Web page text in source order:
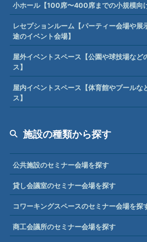
小ホール【100席〜400席までの小規模向
レセプションルーム【パーティー会場や展
途のイベント会場】
屋外イベントスペース【公園や球技場など
ス】
屋内イベントスペース【体育館やプールな
ス】
施設の種類から探す
公共施設のセミナー会場を探す
貸し会議室のセミナー会場を探す
コワーキングスペースのセミナー会場を探
商工会議所のセミナー会場を探す